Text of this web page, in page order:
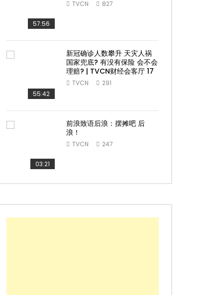
57:56
TVCN 827
55:42
新冠确诊人数攀升 天灾人祸
国家兜底? 有没有保险 会不会
理赔? | TVCN财经会客厅 17
TVCN 291
03:21
前浪致语后浪：摆摊吧 后
浪！
TVCN 247